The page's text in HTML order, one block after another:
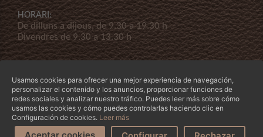
HORARI:
De dilluns a dijous, de 9.30 a 19.30 h
Divendres de 9.30 a 13.30 h
© Copyright 2026 Clínica Áureo S.L.Legal-Declaración de Accessibilidad
condicions-La nostra empresa
Usamos cookies para ofrecer una mejor experiencia de navegación,
personalizar el contenido y los anuncios, proporcionar funciones de
redes sociales y analizar nuestro tráfico. Puedes leer más sobre cómo
usamos las cookies y cómo puedes controlarlas haciendo clic en
Configuración de cookies. Leer más